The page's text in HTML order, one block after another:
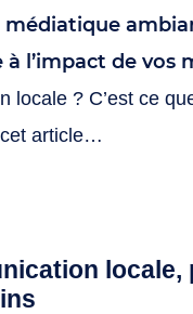
médiatique
l’impact de vos
locale ? C’est ce
article…
locale,